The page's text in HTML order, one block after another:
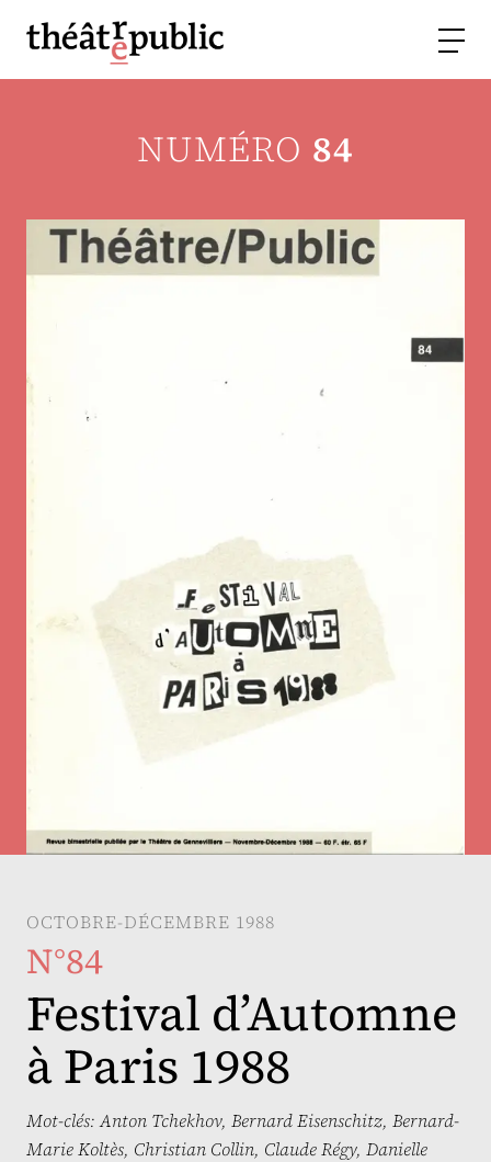
NUMÉRO 84
OCTOBRE-DÉCEMBRE 1988
N°84
Festival d’Automne
à Paris 1988
Mot-clés:Anton Tchekhov, Bernard Eisenschitz, Bernard-
Marie Koltès, Christian Collin, Claude Régy, Danielle